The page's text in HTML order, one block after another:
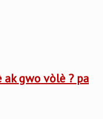
gwo vòlè ? pa